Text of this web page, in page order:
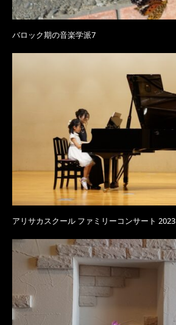
バロック期の音楽学派7
アリサカスクール ファミリーコンサート 2023